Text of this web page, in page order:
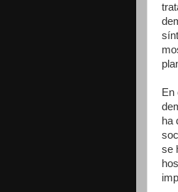
En
ha
se